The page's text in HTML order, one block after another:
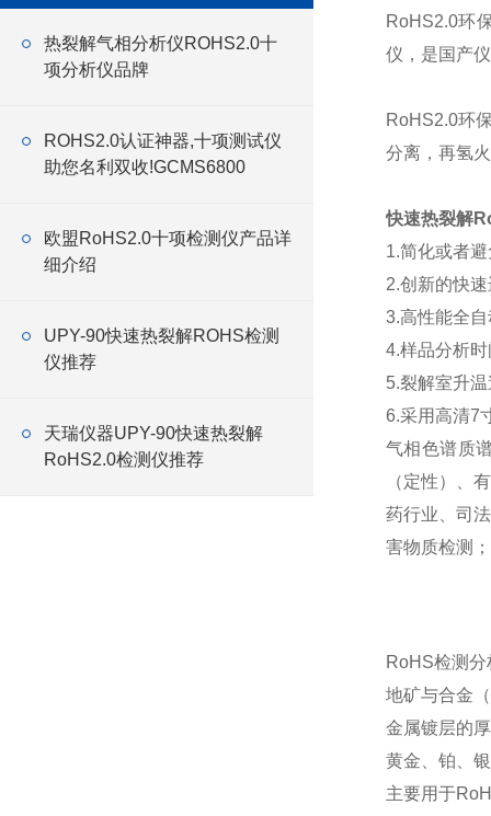
热裂解气相分析仪ROHS2.0十
项分析仪品牌
ROHS2.0认证神器,十项测试仪
助您名利双收!GCMS6800
欧盟RoHS2.0十项检测仪产品详
细介绍
UPY-90快速热裂解ROHS检测
仪推荐
天瑞仪器UPY-90快速热裂解
RoHS2.0检测仪推荐
RoHS2.0环
仪，是国产
RoHS2.0环
分离，再氢
快速热裂解
1.简化或者
2.创新的快
3.高性能全
4.样品分析
5.裂解室升
6.采用高清7
气相色谱质
（定性）、
药行业、司
害物质检测
RoHS检测
地矿与合金
金属镀层的
黄金、铂、
主要用于